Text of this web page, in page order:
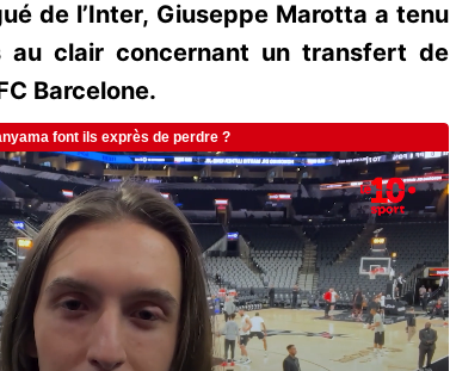
de l’Inter, Giuseppe Marotta a tenu
au clair concernant un transfert de
Barcelone.